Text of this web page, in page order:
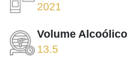
2021
Volume Alcoólico
13.5